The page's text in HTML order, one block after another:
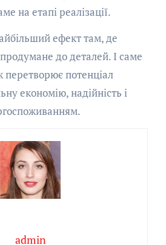
на етапі реалізації.
ефект там, де
до деталей. І саме
потенціал
економію, надійність і
admin